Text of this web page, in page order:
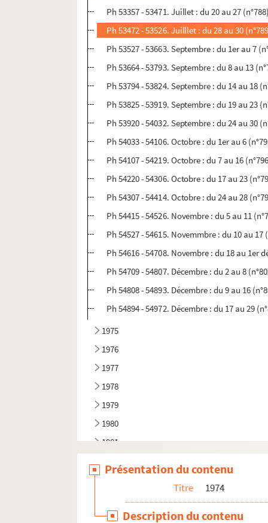
Ph 53357 - 53471. Juillet : du 20 au 27
Ph 53472 - 53526. Juilllet : du 28 au 30
Ph 53527 - 53663. Septembre : du 1er au 7
Ph 53664 - 53793. Septembre : du 8 au 13
Ph 53794 - 53824. Septembre : du 14 au 18
Ph 53825 - 53919. Septembre : du 19 au 23
Ph 53920 - 54032. Septembre : du 24 au 30
Ph 54033 - 54106. Octobre : du 1er au 6
Ph 54107 - 54219. Octobre : du 7 au 16
Ph 54220 - 54306. Octobre : du 17 au 23
Ph 54307 - 54414. Octobre : du 24 au 28
Ph 54415 - 54526. Novembre : du 5 au 11
Ph 54527 - 54615. Novemmbre : du 10 au 17
Ph 54616 - 54708. Novembre : du 18 au 1er
Ph 54709 - 54807. Décembre : du 2 au 8
Ph 54808 - 54893. Décembre : du 9 au 16
Ph 54894 - 54972. Décembre : du 17 au 29
1975
1976
1977
1978
1979
1980
1981
1985
Présentation du contenu
Titre 1974
Description du contenu